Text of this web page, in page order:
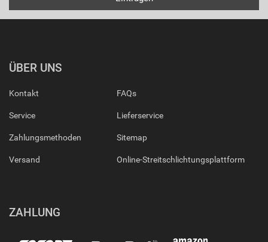
ÜBER UNS
Kontakt
Service
Zahlungsmethoden
Versand
FAQs
Lieferservice
Sitemap
Online-Streitschlichtungsplattform
ZAHLUNG